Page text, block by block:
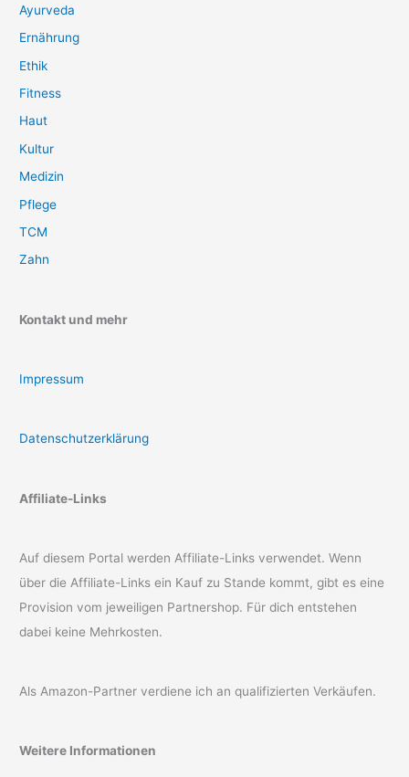
Ayurveda
Ernährung
Ethik
Fitness
Haut
Kultur
Medizin
Pflege
TCM
Zahn
Kontakt und mehr
Impressum
Datenschutzerklärung
Affiliate-Links
Auf diesem Portal werden Affiliate-Links verwendet. Wenn
über die Affiliate-Links ein Kauf zu Stande kommt, gibt es eine
Provision vom jeweiligen Partnershop. Für dich entstehen
dabei keine Mehrkosten.
Als Amazon-Partner verdiene ich an qualifizierten Verkäufen.
Weitere Informationen